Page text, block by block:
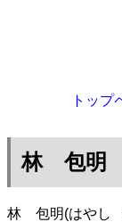
トップ
林 包明
林 包明(はやし